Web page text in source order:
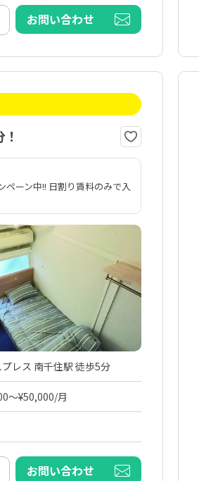
お問い合わせ
ペーン中!! 日割り賃料のみで入
レス 南千住駅 徒歩5分
～¥50,000/月
お問い合わせ